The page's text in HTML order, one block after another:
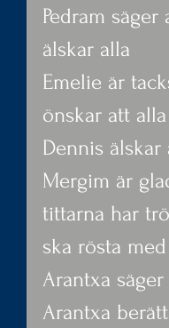
Pedram
älskar alla
Emelie är
önskar att
Dennis
Mergim är
tittarna har
ska rösta
Arantxa
Arantxa